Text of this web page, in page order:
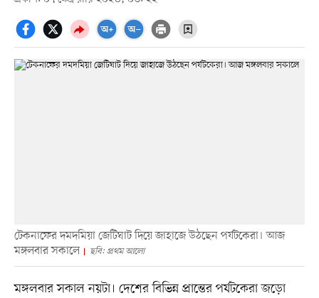
টেকনাফের দমদমিয়া জেটিঘাট দিয়ে জাহাজে উঠছেন পর্যটকেরা। আজ
মঙ্গলবার সকালে
ছবি: প্রথম আলো
মঙ্গলবার সকাল নয়টা। দেশের বিভিন্ন প্রান্তের পর্যটকেরা জড়ো